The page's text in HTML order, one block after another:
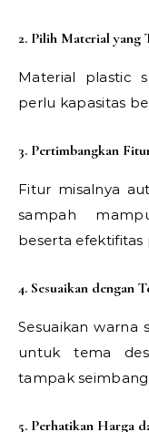
2. Pilih Material yang
Material plastic
perlu kapasitas
3. Pertimbangkan
Fitur misalnya
sampah
beserta
4. Sesuaikan dengan
Sesuaikan warna
untuk tema
tampak
5. Perhatikan Harga